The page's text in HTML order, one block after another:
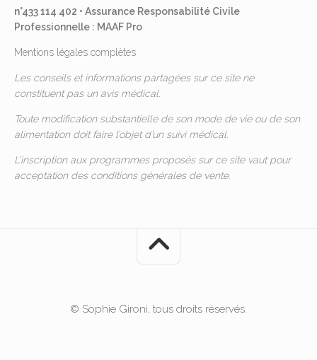
n°433 114 402 • Assurance Responsabilité Civile
Professionnelle : MAAF Pro
Mentions légales complètes
Les conseils et informations partagées sur ce site ne
constituent pas un avis médical.
Toute modification substantielle de son mode de vie ou de son
alimentation doit faire l’objet d’un suivi médical.
L’inscription aux programmes proposés sur ce site vaut pour
acceptation des conditions générales de vente.
© Sophie Gironi, tous droits réservés.